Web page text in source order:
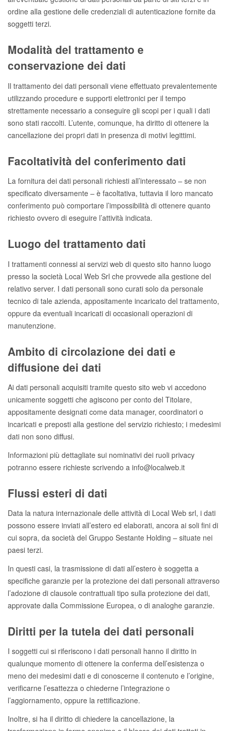
ordine alla gestione delle credenziali di autenticazione fornite da
soggetti terzi.
Modalità del trattamento e
conservazione dei dati
Il trattamento dei dati personali viene effettuato prevalentemente
utilizzando procedure e supporti elettronici per il tempo
strettamente necessario a conseguire gli scopi per i quali i dati
sono stati raccolti. L’utente, comunque, ha diritto di ottenere la
cancellazione dei propri dati in presenza di motivi legittimi.
Facoltatività del conferimento dati
La fornitura dei dati personali richiesti all’interessato – se non
specificato diversamente – è facoltativa, tuttavia il loro mancato
conferimento può comportare l’impossibilità di ottenere quanto
richiesto ovvero di eseguire l’attività indicata.
Luogo del trattamento dati
I trattamenti connessi ai servizi web di questo sito hanno luogo
presso la società Local Web Srl che provvede alla gestione del
relativo server. I dati personali sono curati solo da personale
tecnico di tale azienda, appositamente incaricato del trattamento,
oppure da eventuali incaricati di occasionali operazioni di
manutenzione.
Ambito di circolazione dei dati e
diffusione dei dati
Ai dati personali acquisiti tramite questo sito web vi accedono
unicamente soggetti che agiscono per conto del Titolare,
appositamente designati come data manager, coordinatori o
incaricati e preposti alla gestione del servizio richiesto; i medesimi
dati non sono diffusi.
Informazioni più dettagliate sui nominativi dei ruoli privacy
potranno essere richieste scrivendo a info@localweb.it
Flussi esteri di dati
Data la natura internazionale delle attività di Local Web srl, i dati
possono essere inviati all’estero ed elaborati, ancora ai soli fini di
cui sopra, da società del Gruppo Sestante Holding – situate nei
paesi terzi.
In questi casi, la trasmissione di dati all’estero è soggetta a
specifiche garanzie per la protezione dei dati personali attraverso
l’adozione di clausole contrattuali tipo sulla protezione dei dati,
approvate dalla Commissione Europea, o di analoghe garanzie.
Diritti per la tutela dei dati personali
I soggetti cui si riferiscono i dati personali hanno il diritto in
qualunque momento di ottenere la conferma dell’esistenza o
meno dei medesimi dati e di conoscerne il contenuto e l’origine,
verificarne l’esattezza o chiederne l’integrazione o
l’aggiornamento, oppure la rettificazione.
Inoltre, si ha il diritto di chiedere la cancellazione, la